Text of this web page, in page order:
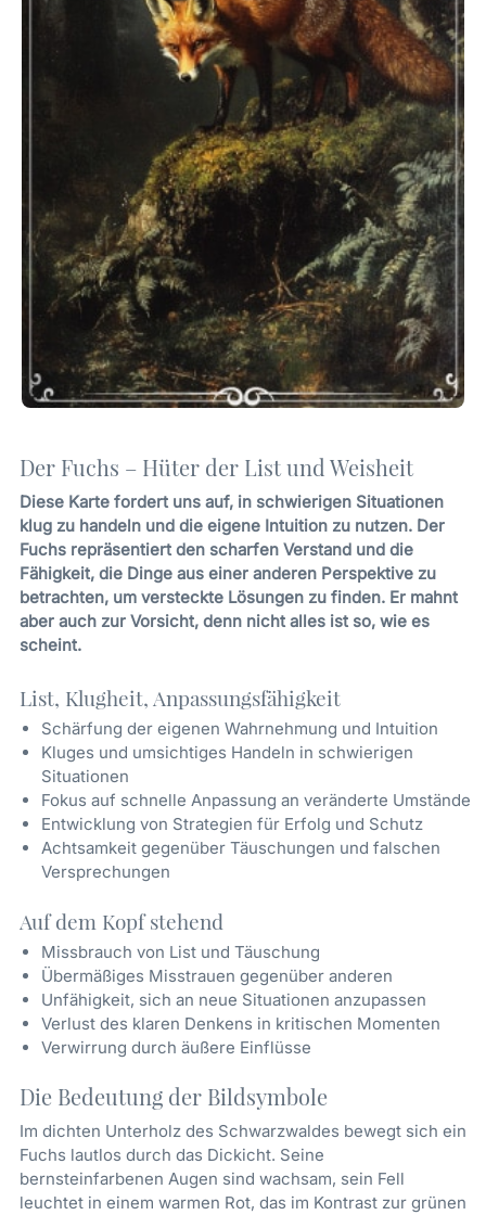
Der Fuchs – Hüter der List und Weisheit
Diese Karte fordert uns auf, in schwierigen Situationen
klug zu handeln und die eigene Intuition zu nutzen. Der
Fuchs repräsentiert den scharfen Verstand und die
Fähigkeit, die Dinge aus einer anderen Perspektive zu
betrachten, um versteckte Lösungen zu finden. Er mahnt
aber auch zur Vorsicht, denn nicht alles ist so, wie es
scheint.
List, Klugheit, Anpassungsfähigkeit
Schärfung der eigenen Wahrnehmung und Intuition
Kluges und umsichtiges Handeln in schwierigen
Situationen
Fokus auf schnelle Anpassung an veränderte Umstände
Entwicklung von Strategien für Erfolg und Schutz
Achtsamkeit gegenüber Täuschungen und falschen
Versprechungen
Auf dem Kopf stehend
Missbrauch von List und Täuschung
Übermäßiges Misstrauen gegenüber anderen
Unfähigkeit, sich an neue Situationen anzupassen
Verlust des klaren Denkens in kritischen Momenten
Verwirrung durch äußere Einflüsse
Die Bedeutung der Bildsymbole
Im dichten Unterholz des Schwarzwaldes bewegt sich ein
Fuchs lautlos durch das Dickicht. Seine
bernsteinfarbenen Augen sind wachsam, sein Fell
leuchtet in einem warmen Rot, das im Kontrast zur grünen